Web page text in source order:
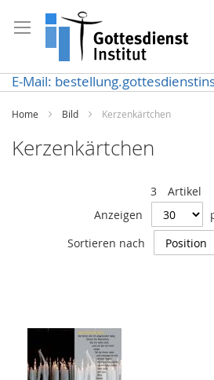
zum
Inhalt
E-Mail:
Home Bild Kerzenkärtchen
Kerzenkärtchen
3
Artikel
Anzeigen
Sortieren nach